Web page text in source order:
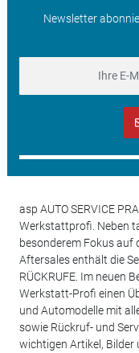
Newsletter
asp AUTO SERVICE
Werkstattprofi. Neben
besonderem Fokus auf
Aftersales enthält die
RÜCKRUFE. Im neuen
Werkstatt-Profi einen
und Automodelle mit
sowie Rückruf- und
wichtigen Artikel, Bilder